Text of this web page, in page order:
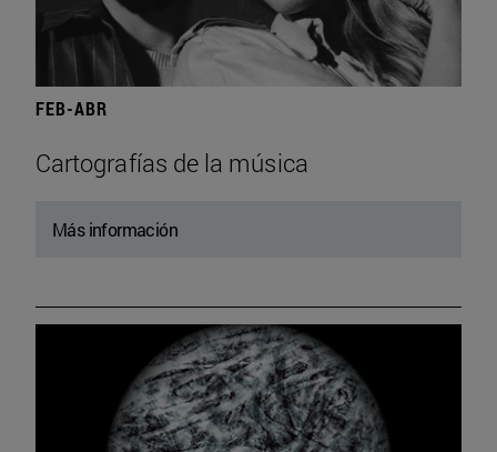
FEB-ABR
Cartografías de la música
Más información